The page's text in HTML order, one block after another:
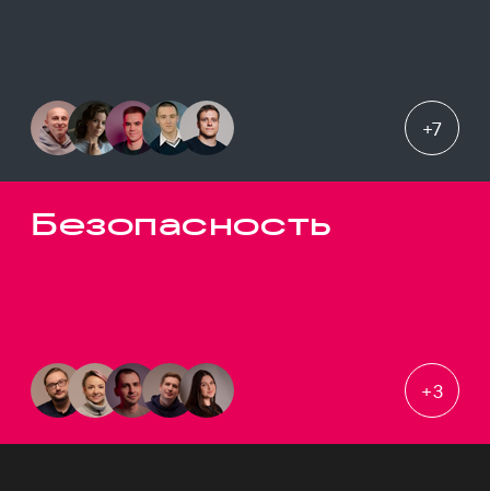
+7
Безопасность
+3